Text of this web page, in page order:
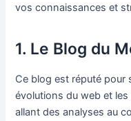
vos connaissances et
1. Le Blog du
Ce blog est réputé pour
évolutions du web et
allant des analyses au